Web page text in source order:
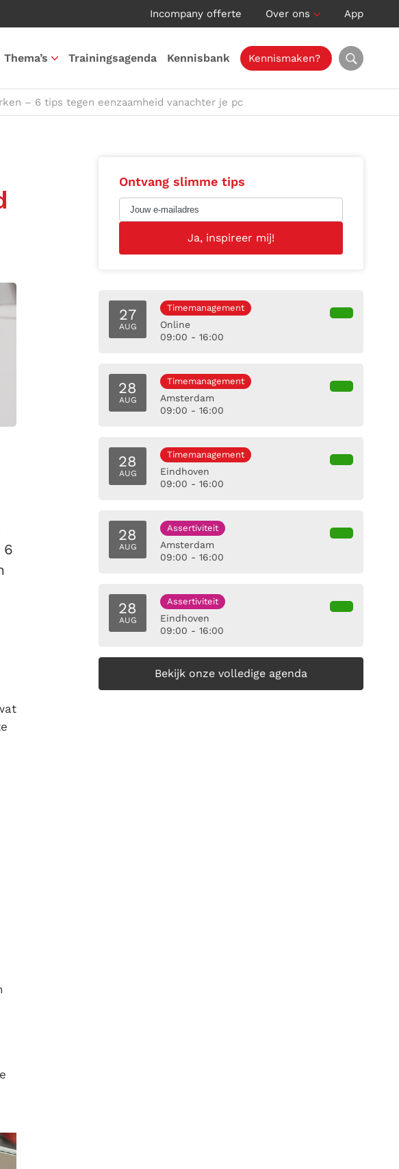
Incompany offerte Over ons App
Thema’s Trainingsagenda Kennisbank Kennismaken?
– 6 tips tegen eenzaamheid vanachter je pc
6
Ontvang slimme tips
27
AUG
Timemanagement
Online
09:00 - 16:00
28
AUG
Timemanagement
Amsterdam
09:00 - 16:00
28
AUG
Timemanagement
Eindhoven
09:00 - 16:00
28
AUG
Assertiviteit
Amsterdam
09:00 - 16:00
28
AUG
Assertiviteit
Eindhoven
09:00 - 16:00
Bekijk onze volledige agenda